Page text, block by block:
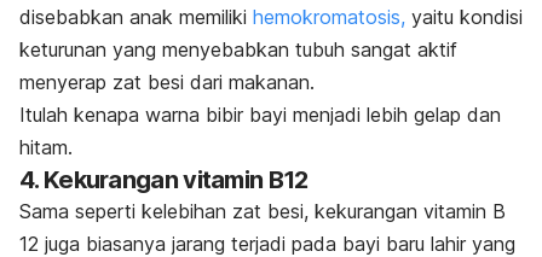
disebabkan anak memiliki hemokromatosis, yaitu kondisi
keturunan yang menyebabkan tubuh sangat aktif
menyerap zat besi dari makanan.
Itulah kenapa warna bibir bayi menjadi lebih gelap dan
hitam.
4. Kekurangan vitamin B12
Sama seperti kelebihan zat besi, kekurangan vitamin B
12 juga biasanya jarang terjadi pada bayi baru lahir yang